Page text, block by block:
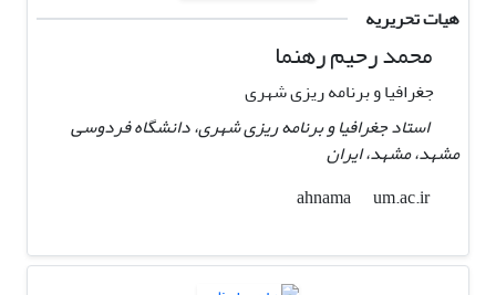
هیات تحریریه
محمد رحیم رهنما
جغرافیا و برنامه ریزی شهری
استاد جغرافیا و برنامه ریزی شهری، دانشگاه فردوسی
مشهد، مشهد، ایران
ahnama
um.ac.ir